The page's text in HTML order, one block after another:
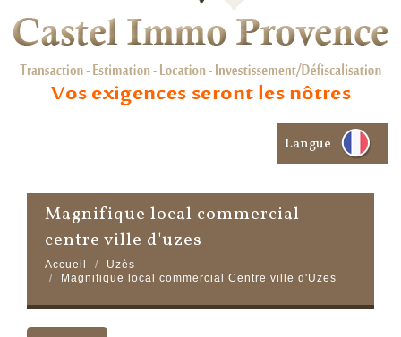
Langue
magnifique local commercial
centre ville d'uzes
Accueil
Uzès
Magnifique local commercial Centre ville d'Uzes